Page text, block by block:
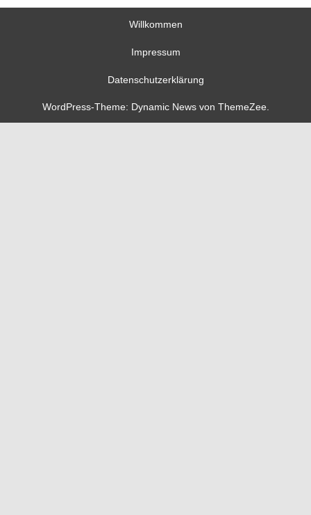
Willkommen
Impressum
Datenschutzerklärung
WordPress-Theme: Dynamic News von ThemeZee.